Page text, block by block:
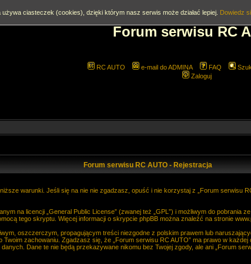
Forum serwisu RC
RC AUTO e-mail do ADMINA FAQ
Zaloguj
Forum serwisu RC AUTO - Rejestracja
warunki. Jeśli się na nie nie zgadzasz, opuść i nie korzystaj z „Forum serwisu
na licencji „ General Public License” (zwanej też „GPL”) i możliwym do pobrania
tego skryptu. Więcej informacji o skrypcie phpBB można znaleźć na stronie
oszczerczym, propagującym treści niezgodne z polskim prawem lub
zachowaniu. Zgadzasz się, że „Forum serwisu RC AUTO” ma prawo w
Dane te nie będą przekazywane nikomu bez Twojej zgody, ale ani „Forum
używa ciasteczek (cookies), dzięki którym nasz serwis może działać lepiej. Dowiedz